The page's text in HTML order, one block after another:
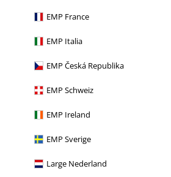
EMP France
EMP Italia
EMP Česká Republika
EMP Schweiz
EMP Ireland
EMP Sverige
Large Nederland
velikost: 43